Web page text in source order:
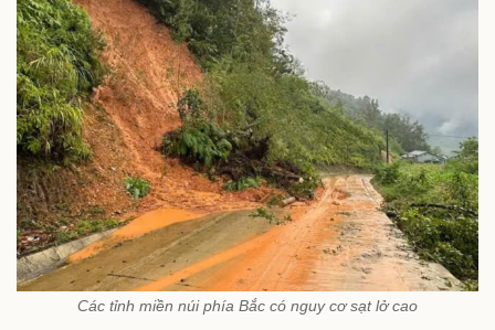
Các tỉnh miền núi phía Bắc có nguy cơ sạt lở cao